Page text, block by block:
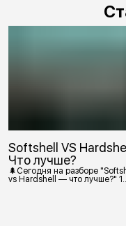
Softshell VS
Что лучше?
🌲Сегодня на разборе
vs Hardshell — что лучше?" 1.